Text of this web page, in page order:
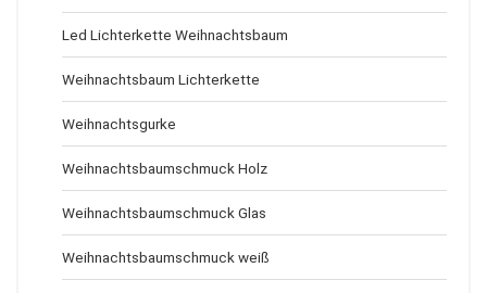
Led Lichterkette Weihnachtsbaum
Weihnachtsbaum Lichterkette
Weihnachtsgurke
Weihnachtsbaumschmuck Holz
Weihnachtsbaumschmuck Glas
Weihnachtsbaumschmuck weiß